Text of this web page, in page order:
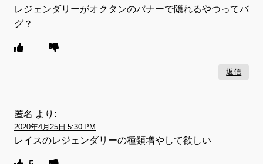
レジェンダリーがオクタンのバナーで隠れるやつってバ
グ？
返信
匿名 より:
2020年4月25日 5:30 PM
レイスのレジェンダリーの種類増やして欲しい